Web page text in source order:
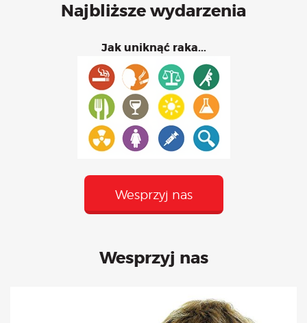
Najbliższe wydarzenia
Jak uniknąć raka...
Wesprzyj nas
Wesprzyj nas